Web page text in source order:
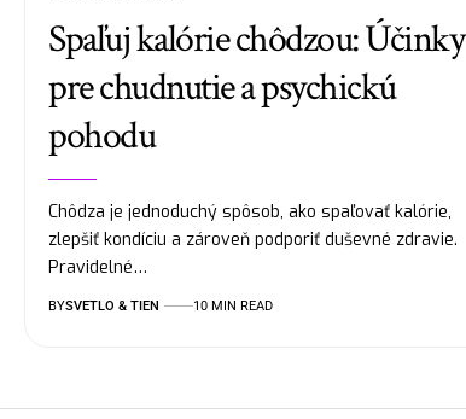
Spaľuj kalórie chôdzou: Účinky
pre chudnutie a psychickú
pohodu
Chôdza je jednoduchý spôsob, ako spaľovať kalórie,
zlepšiť kondíciu a zároveň podporiť duševné zdravie.
Pravidelné…
BYSVETLO & TIEN 10 MIN READ